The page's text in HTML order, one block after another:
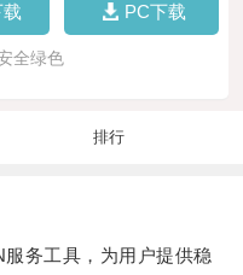
PC下载
全绿色
排行
务工具，为用户提供稳